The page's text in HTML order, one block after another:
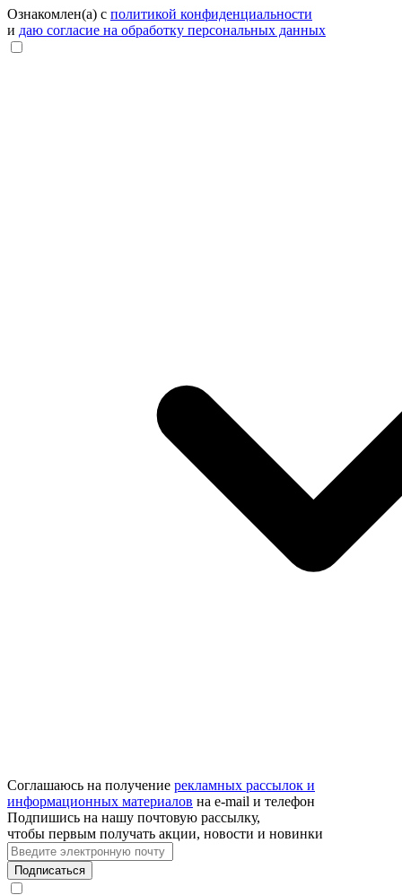
Ознакомлен(а) с политикой конфиденциальности
и даю согласие на обработку персональных данных
Соглашаюсь на получение рекламных рассылок и
информационных материалов на e‑mail и телефон
Подпишись на нашу почтовую рассылку,
чтобы первым получать акции, новости и новинки
Подписаться